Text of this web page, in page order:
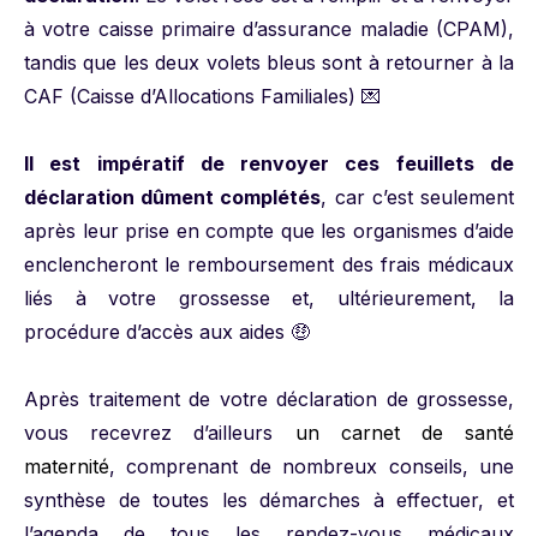
à votre caisse primaire d’assurance maladie (CPAM),
tandis que les deux volets bleus sont à retourner à la
CAF (Caisse d’Allocations Familiales) 💌
Il est impératif de renvoyer ces feuillets de
déclaration dûment complétés, car c’est seulement
après leur prise en compte que les organismes d’aide
enclencheront le remboursement des frais médicaux
liés à votre grossesse et, ultérieurement, la
procédure d’accès aux aides 🤑
Après traitement de votre déclaration de grossesse,
vous recevrez d’ailleurs un carnet de santé
maternité, comprenant de nombreux conseils, une
synthèse de toutes les démarches à effectuer, et